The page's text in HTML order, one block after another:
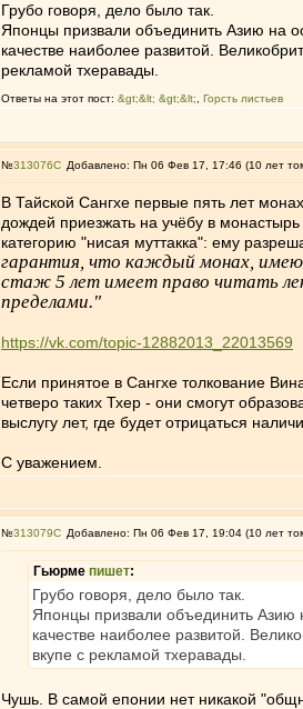
Грубо говоря, дело было так.
Японцы призвали объединить Азию на
качестве наиболее развитой.
рекламой тхеравады.
Ответы на этот пост: &gt;&lt; &gt;&lt; Горсть листьев
№313076 Добавлено: Пн 06 Фев 17, 17:46 (10 лет
В Тайской Сангхе первые пять лет
дождей приезжать на учёбу в
категорию "нисая муттакка": ему
гарантия, что каждый монах,
стаж 5 лет имеет право читать
пределами."
https://vk.com/topic-12882013_22013569
Если принятое в Сангхе толкование
четверо таких Тхер - они смогут
выслугу лет, где будет отрицаться
С уважением.
№313079 Добавлено: Пн 06 Фев 17, 19:04 (10 лет
Гьюрме пишет:
Грубо говоря, дело было так.
Японцы призвали объединить Азию
качестве наиболее развитой.
вкупе с рекламой тхеравады.
Чушь. В самой епонии нет никакой